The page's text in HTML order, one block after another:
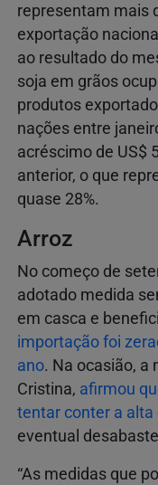
representam mais
exportação
ao resultado do
soja em grãos
produtos
nações entre
acréscimo de US$
anterior, o que
quase 28%.
Arroz
No começo de
adotado medida
em casca e
importação foi
ano. Na ocasião, a
Cristina, afirmou
tentar conter a alta
eventual
“As medidas que